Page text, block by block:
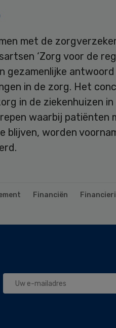
met de
‘Zorg voor de
gezamenlijke
in de zorg. Het
in de ziekenhuizen in
waarbij patiënten
blijven, worden
Financiën